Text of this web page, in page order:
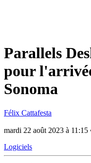
Parallels
pour
Sonoma
Félix Cattafesta
mardi 22 août 2023 à 11:15
Logiciels